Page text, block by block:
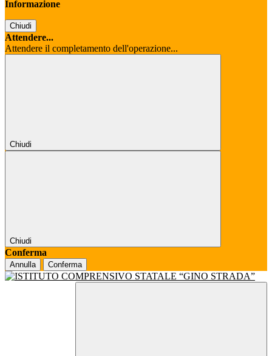
Informazione
Chiudi
Attendere...
Attendere il completamento dell'operazione...
Chiudi
Chiudi
Conferma
Annulla Conferma